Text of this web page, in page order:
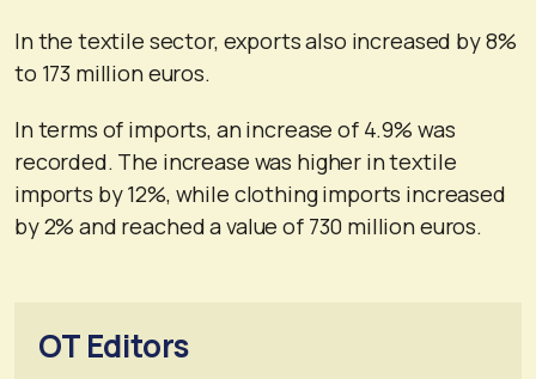
In the textile sector, exports also increased by 8%
to 173 million euros.
In terms of imports, an increase of 4.9% was
recorded. The increase was higher in textile
imports by 12%, while clothing imports increased
by 2% and reached a value of 730 million euros.
OT Editors